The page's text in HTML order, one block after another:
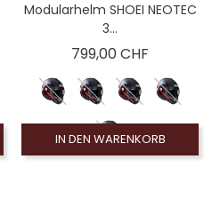
Modularhelm SHOEI NEOTEC
3...
799,00 CHF
IN DEN WARENKORB